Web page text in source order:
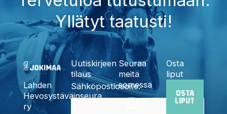
Yllätyt taatusti!
Lahden
Hevosystäväinseura
ry
Uutiskirjeen
tilaus
Sähköpostiosoite:
Seuraa
meitä
somessa
I
F
X
Y
T
Osta
liput
OSTA
LIPUT